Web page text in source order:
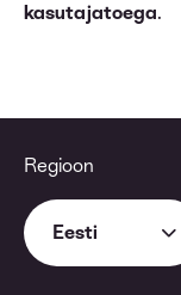
kasutajatoega.
Regioon
Eesti